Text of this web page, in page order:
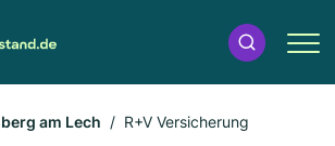
am Lech R+V Versicherung